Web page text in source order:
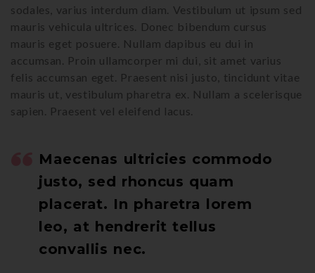
sodales, varius interdum diam. Vestibulum ut ipsum sed
mauris vehicula ultrices. Donec bibendum cursus
mauris eget posuere. Nullam dapibus eu dui in
accumsan. Proin ullamcorper mi dui, sit amet varius
felis accumsan eget. Praesent nisi justo, tincidunt vitae
mauris ut, vestibulum pharetra ex. Nullam a scelerisque
sapien. Praesent vel eleifend lacus.
Maecenas ultricies commodo
justo, sed rhoncus quam
placerat. In pharetra lorem
leo, at hendrerit tellus
convallis nec.